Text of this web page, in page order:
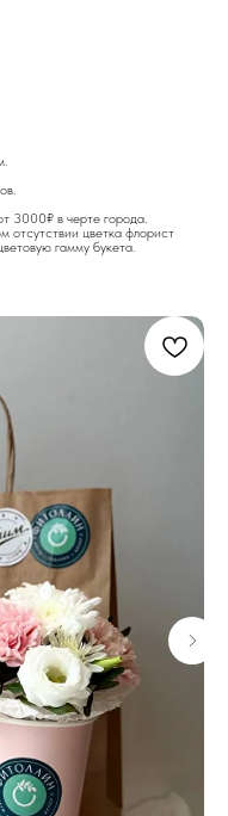
3000₽ в черте города.
отсутствии цветка флорист
гамму букета.